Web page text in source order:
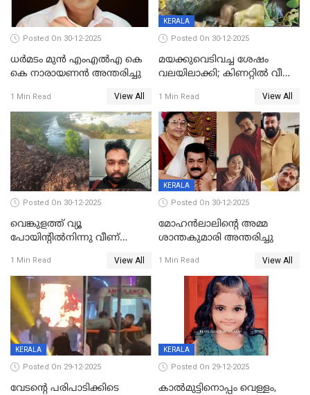
Posted On 30-12-2025
ധർമടം മുൻ എംഎല്‍എ കെ
കെ നാരായണന്‍ അന്തരിച്ചു
1 Min Read View All
KERALA
Posted On 30-12-2025
മയക്കുവെടിവച്ച ശേഷം
വലയിലാക്കി; കിണറ്റിൽ വീണ
1 Min Read View All
Posted On 30-12-2025
വെങ്കുളത്ത് വ്യൂ
പോയിന്റിൽനിന്നു വീണ്
1 Min Read View All
KERALA
Posted On 30-12-2025
മോഹന്‍ലാലിന്‍റെ അമ്മ
ശാന്തകുമാരി അന്തരിച്ചു
1 Min Read View All
KERALA
Posted On 29-12-2025
വേടന്റെ പരിപാടിക്കിടെ
KERALA
Posted On 29-12-2025
കാൽമുട്ടിനൊപ്പം വെള്ളം,